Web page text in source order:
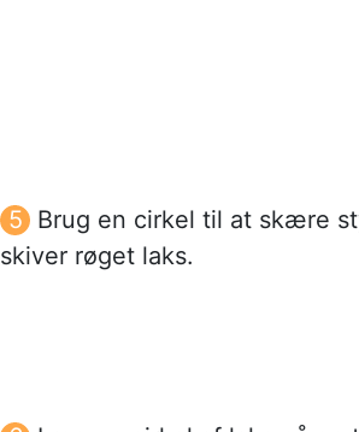
Brug en cirkel til at skære
skiver røget laks.